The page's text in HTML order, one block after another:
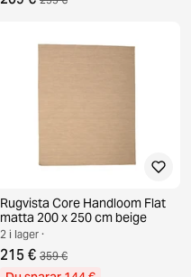
Rugvista Core Handloom Flat
matta 200 x 250 cm beige
2 i lager ·
215 € 359 €